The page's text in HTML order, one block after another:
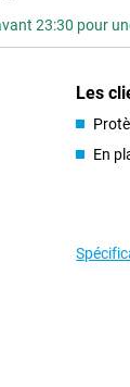
23:30 pour
Les
En